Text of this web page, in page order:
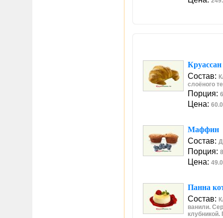
Круассан
Состав:
слоёного
Порция:
Цена:
Маффин
Состав:
Порция:
Цена:
Панна
Состав:
ванили.
клубникой.